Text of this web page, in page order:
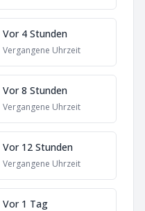
Vor 4 Stunden
Vergangene Uhrzeit
Vor 8 Stunden
Vergangene Uhrzeit
Vor 12 Stunden
Vergangene Uhrzeit
Vor 1 Tag